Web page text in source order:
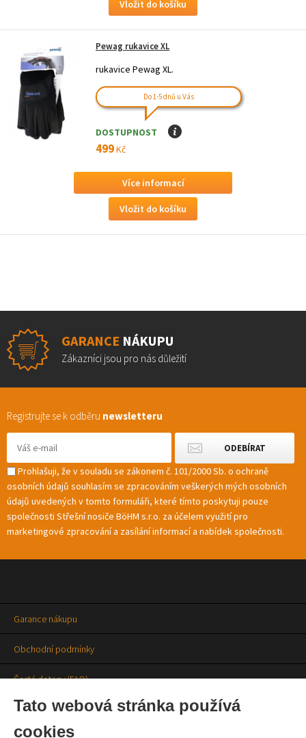
Tato webová stránka používá
cookies
Pewag rukavice XL
rukavice Pewag XL.
Do 1-5 dnů u Vás
DOSTUPNOST I
499Kč
Více informací
GARANCE NÁKUPU
Zákazníci jsou pro nás důležití
Registrujte se k odběru newsletteru
Prohlašuji, že v souladu se zákonem č. 101/2000 Sb. o ochraně
osobních údajů souhlasím se zpracováním veškerých mých osobních
údajů uvedených v tomto formuláři, které tímto poskytuji pouze
společnosti Střešní nosiče BöHM s.r.o. za účelem využití pro
marketingové zpracování a zasílání informací a nabídek společnosti.
Garance nákupu
Obchodní podmínky
Časté dotazy (FAQ)
Prodejny